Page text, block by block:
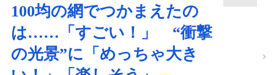
100均の網でつかまえたの
は……「すごい！」 “衝撃
の光景”に「めっちゃ大き